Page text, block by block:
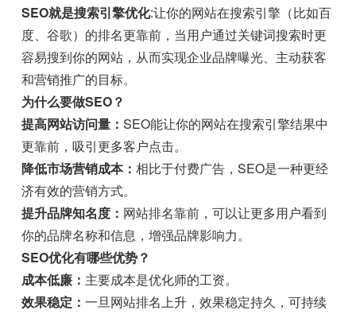
SEO就是搜索引擎优化:让你的网站在搜索引擎（比如百
度、谷歌）的排名更靠前，当用户通过关键词搜索时更
容易搜到你的网站，从而实现企业品牌曝光、主动获客
和营销推广的目标。
为什么要做SEO？
提高网站访问量：SEO能让你的网站在搜索引擎结果中
更靠前，吸引更多客户点击。
降低市场营销成本：相比于付费广告，SEO是一种更经
济有效的营销方式。
提升品牌知名度： 网站排名靠前，可以让更多用户看到
你的品牌名称和信息，增强品牌影响力。
SEO优化有哪些优势？
成本低廉： 主要成本是优化师的工资。
效果稳定：一旦网站排名上升，效果稳定持久，可持续